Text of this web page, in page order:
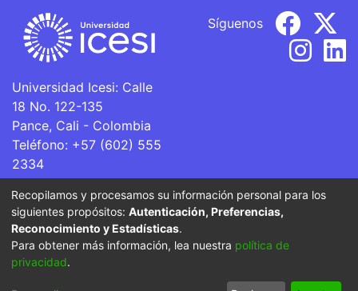
Universidad Icesi: Calle
18 No. 122-135
Pance, Cali - Colombia
Teléfono: +57 (602) 555
2334
ventanillaunica@icesi.edu.co
Síguenos
La Universidad Icesi es una Institución de Educación
Superior que se encuentra sujeta a inspección y vigilancia
por parte del Ministerio de Educación Nacional.
Recopilamos y procesamos su información personal para los
siguientes propósitos: Autenticación, Preferencias,
Reconocimiento y Estadísticas.
Para obtener más información, lea nuestra política de
privacidad.